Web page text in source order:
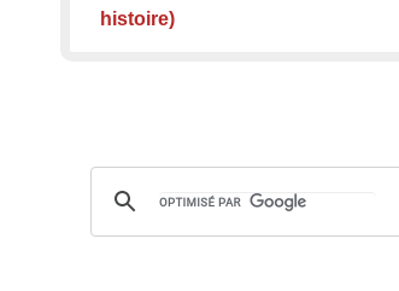
histoire)